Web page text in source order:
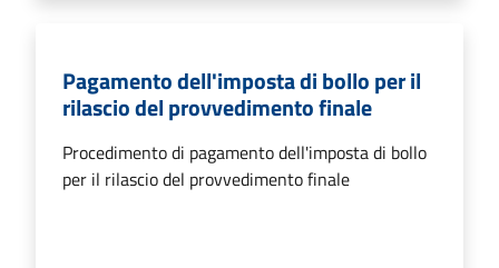
Pagamento dell'imposta di bollo per il
rilascio del provvedimento finale
Procedimento di pagamento dell'imposta di bollo
per il rilascio del provvedimento finale